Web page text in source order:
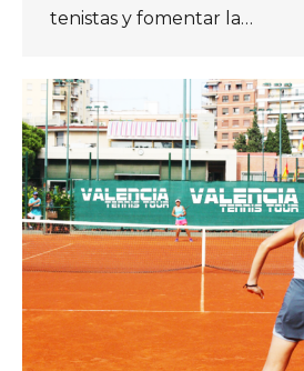
tenistas y fomentar la…